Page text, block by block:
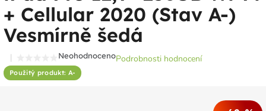
+ Cellular 2020 (Stav A-)
Vesmírně šedá
Použitý produkt: A-
Průměrné
hodnocení
NeohodnocenoPodrobnosti hodnocení